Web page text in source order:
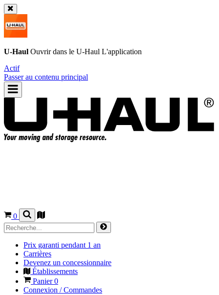
U-Haul Ouvrir dans le U-Haul L'application
Actif
Passer au contenu principal
0
Prix garanti pendant 1 an
Carrières
Devenez un concessionnaire
Établissements
Panier0
Connexion / Commandes